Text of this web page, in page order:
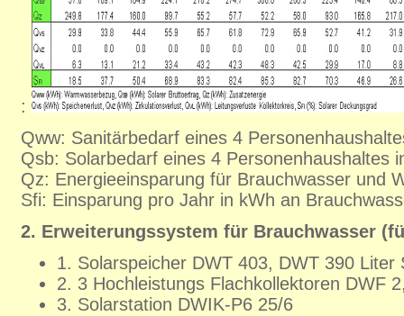
:
Qww: Sanitärbedarf eines 4
Qsb: Solarbedarf eines 4 Personenhaushaltes
Qz: Energieeinsparung für Brauchwasser und
Sfi: Einsparung pro Jahr in kWh an
2. Erweiterungssystem für Brauchwasser
1. Solarspeicher DWT 403, DWT 390 Liter
2. 3 Hochleistungs Flachkollektoren DWF
3. Solarstation DWIK-P6 25/6